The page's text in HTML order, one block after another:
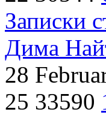
Записки
Дима
28
25 33590